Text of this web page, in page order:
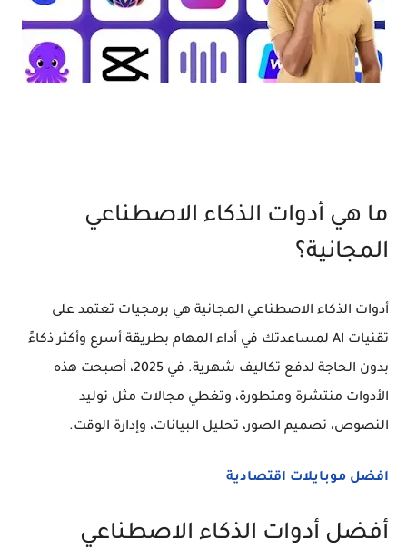
ما هي أدوات الذكاء الاصطناعي
المجانية؟
أدوات الذكاء الاصطناعي المجانية هي برمجيات تعتمد على
تقنيات AI لمساعدتك في أداء المهام بطريقة أسرع وأكثر ذكاءً
بدون الحاجة لدفع تكاليف شهرية. في 2025، أصبحت هذه
الأدوات منتشرة ومتطورة، وتغطي مجالات مثل توليد
النصوص، تصميم الصور، تحليل البيانات، وإدارة الوقت.
افضل موبايلات اقتصادية
أفضل أدوات الذكاء الاصطناعي